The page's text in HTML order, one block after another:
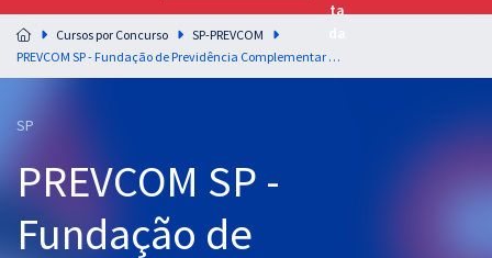
Preparação completa e intensiva para as principais
residências em saúde do Brasil
Cursos 20% OFF
Pós
Cursos por Concurso
SP-PREVCOM
PREVCOM SP - Fundação de Previdência Complementar do Estado de São Paulo - Previdência Complementar no Brasil Para o Cargo de Analista Jurídico - Professor Kleiton Ferreira (Pós-Edital)
SP
PREVCOM SP -
Fundação de